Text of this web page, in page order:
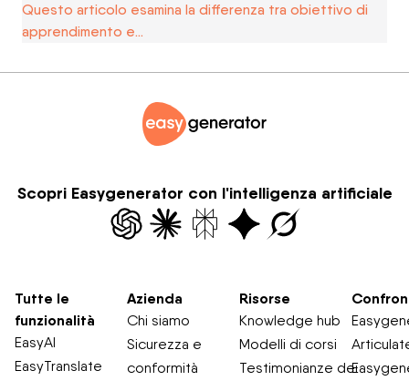
Questo articolo esamina la differenza tra obiettivo di
apprendimento e…
Scopri Easygenerator con l'intelligenza artificiale
Tutte le
funzionalità
EasyAI
EasyTranslate
Azienda
Chi siamo
Sicurezza e
conformità
Risorse
Knowledge hub
Modelli di corsi
Testimonianze dei